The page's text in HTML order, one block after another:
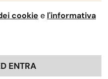
dei coltivatori quanto
cookie e l'informativa
ENTRA